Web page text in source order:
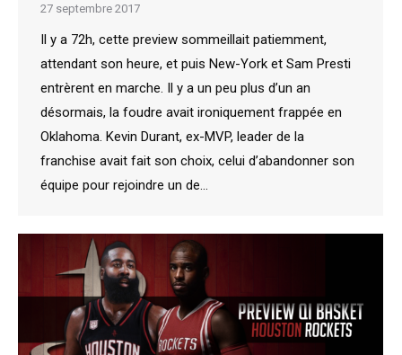
27 septembre 2017
Il y a 72h, cette preview sommeillait patiemment,
attendant son heure, et puis New-York et Sam Presti
entrèrent en marche. Il y a un peu plus d’un an
désormais, la foudre avait ironiquement frappée en
Oklahoma. Kevin Durant, ex-MVP, leader de la
franchise avait fait son choix, celui d’abandonner son
équipe pour rejoindre un de…